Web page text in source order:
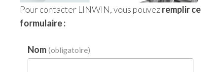
Pour contacter LINWIN, vous pouvezremplir ce
formulaire :
Nom (obligatoire)